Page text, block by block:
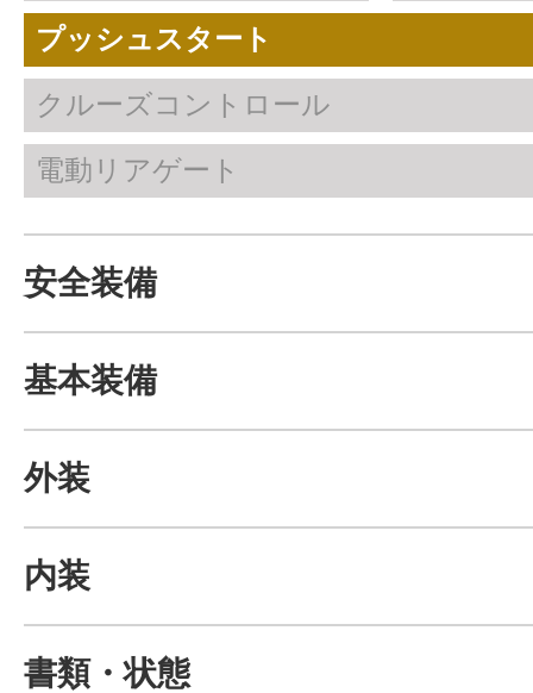
プッシュスタート
クルーズコントロール
電動リアゲート
安全装備
基本装備
外装
内装
書類・状態